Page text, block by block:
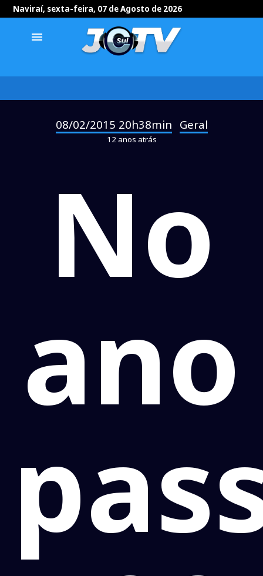
Naviraí, sexta-feira, 07 de Agosto de 2026
menu
08/02/2015 20h38min Geral
12 anos atrás
No
ano